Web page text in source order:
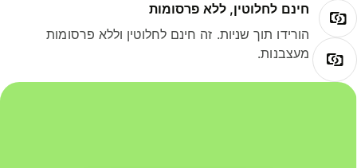
חינם לחלוטין, ללא פרסומות
הורידו תוך שניות. זה חינם לחלוטין וללא פרסומות
מעצבנות.